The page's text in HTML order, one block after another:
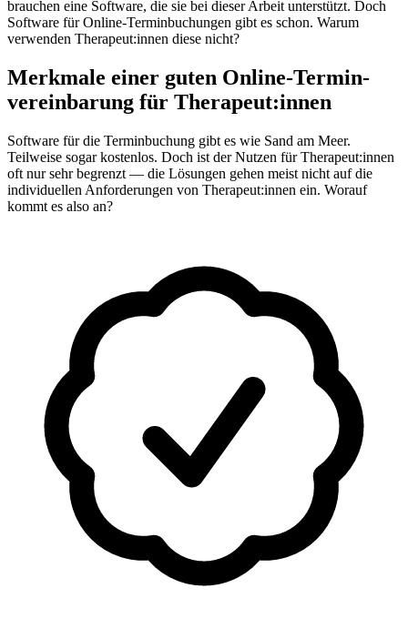
brauchen eine Software, die sie bei dieser Arbeit unterstützt. Doch
Software für Online-Terminbuchungen gibt es schon. Warum
verwenden Therapeut:innen diese nicht?
Merkmale einer guten Online-Termin­
vereinbarung für Therapeut:innen
Software für die Terminbuchung gibt es wie Sand am Meer.
Teilweise sogar kostenlos. Doch ist der Nutzen für Therapeut:innen
oft nur sehr begrenzt — die Lösungen gehen meist nicht auf die
individuellen Anforderungen von Therapeut:innen ein. Worauf
kommt es also an?